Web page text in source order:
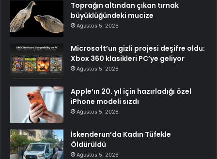
Toprağın altından çıkan tırnak
büyüklüğündeki mucize
Ağustos 5, 2026
Microsoft’un gizli projesi deşifre oldu:
Xbox 360 klasikleri PC’ye geliyor
Ağustos 5, 2026
Apple’ın 20. yıl için hazırladığı özel
iPhone modeli sızdı
Ağustos 5, 2026
İskenderun’da Kadın Tüfekle
Öldürüldü
Ağustos 5, 2026